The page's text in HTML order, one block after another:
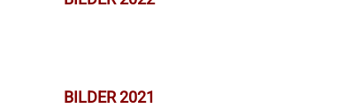
BILDER 2021